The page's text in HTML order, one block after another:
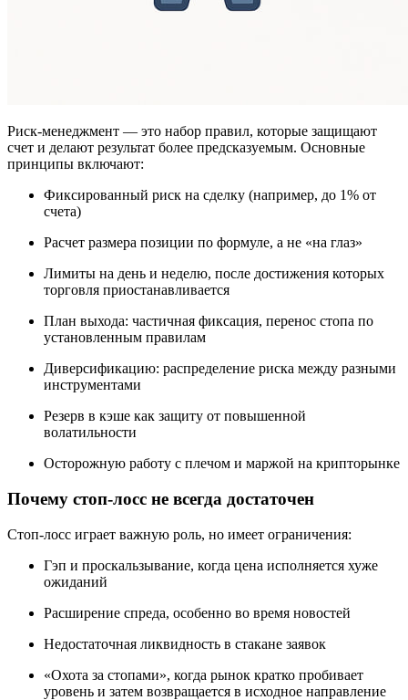
Риск-менеджмент — это набор правил, которые защищают
счет и делают результат более предсказуемым. Основные
принципы включают:
Фиксированный риск на сделку (например, до 1% от
счета)
Расчет размера позиции по формуле, а не «на глаз»
Лимиты на день и неделю, после достижения которых
торговля приостанавливается
План выхода: частичная фиксация, перенос стопа по
установленным правилам
Диверсификацию: распределение риска между разными
инструментами
Резерв в кэше как защиту от повышенной
волатильности
Осторожную работу с плечом и маржой на крипторынке
Почему стоп-лосс не всегда достаточен
Стоп-лосс играет важную роль, но имеет ограничения:
Гэп и проскальзывание, когда цена исполняется хуже
ожиданий
Расширение спреда, особенно во время новостей
Недостаточная ликвидность в стакане заявок
«Охота за стопами», когда рынок кратко пробивает
уровень и затем возвращается в исходное направление